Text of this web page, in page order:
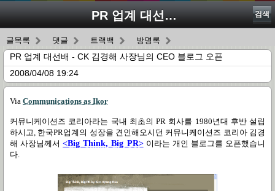
PR 업계 대선배 - CK 김경해 사장님의 CEO 블로그 오픈 검색
글목록 댓글 트랙백 방명록
PR 업계 대선배 - CK 김경해 사장님의 CEO 블로그 오픈
2008/04/08 19:24
Via Communications as Ikor
커뮤니케이션즈 코리아라는 국내 최초의 PR 회사를 1980년대 후반 설립
하시고, 한국PR업계의 성장을 견인해오시던 커뮤니케이션즈 코리아 김경
해 사장님께서<Big Think, Big PR> 이라는 개인 블로그를 오픈했습니
다.